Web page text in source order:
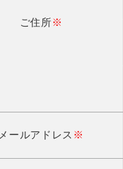
ご住所※
メールアドレス ※